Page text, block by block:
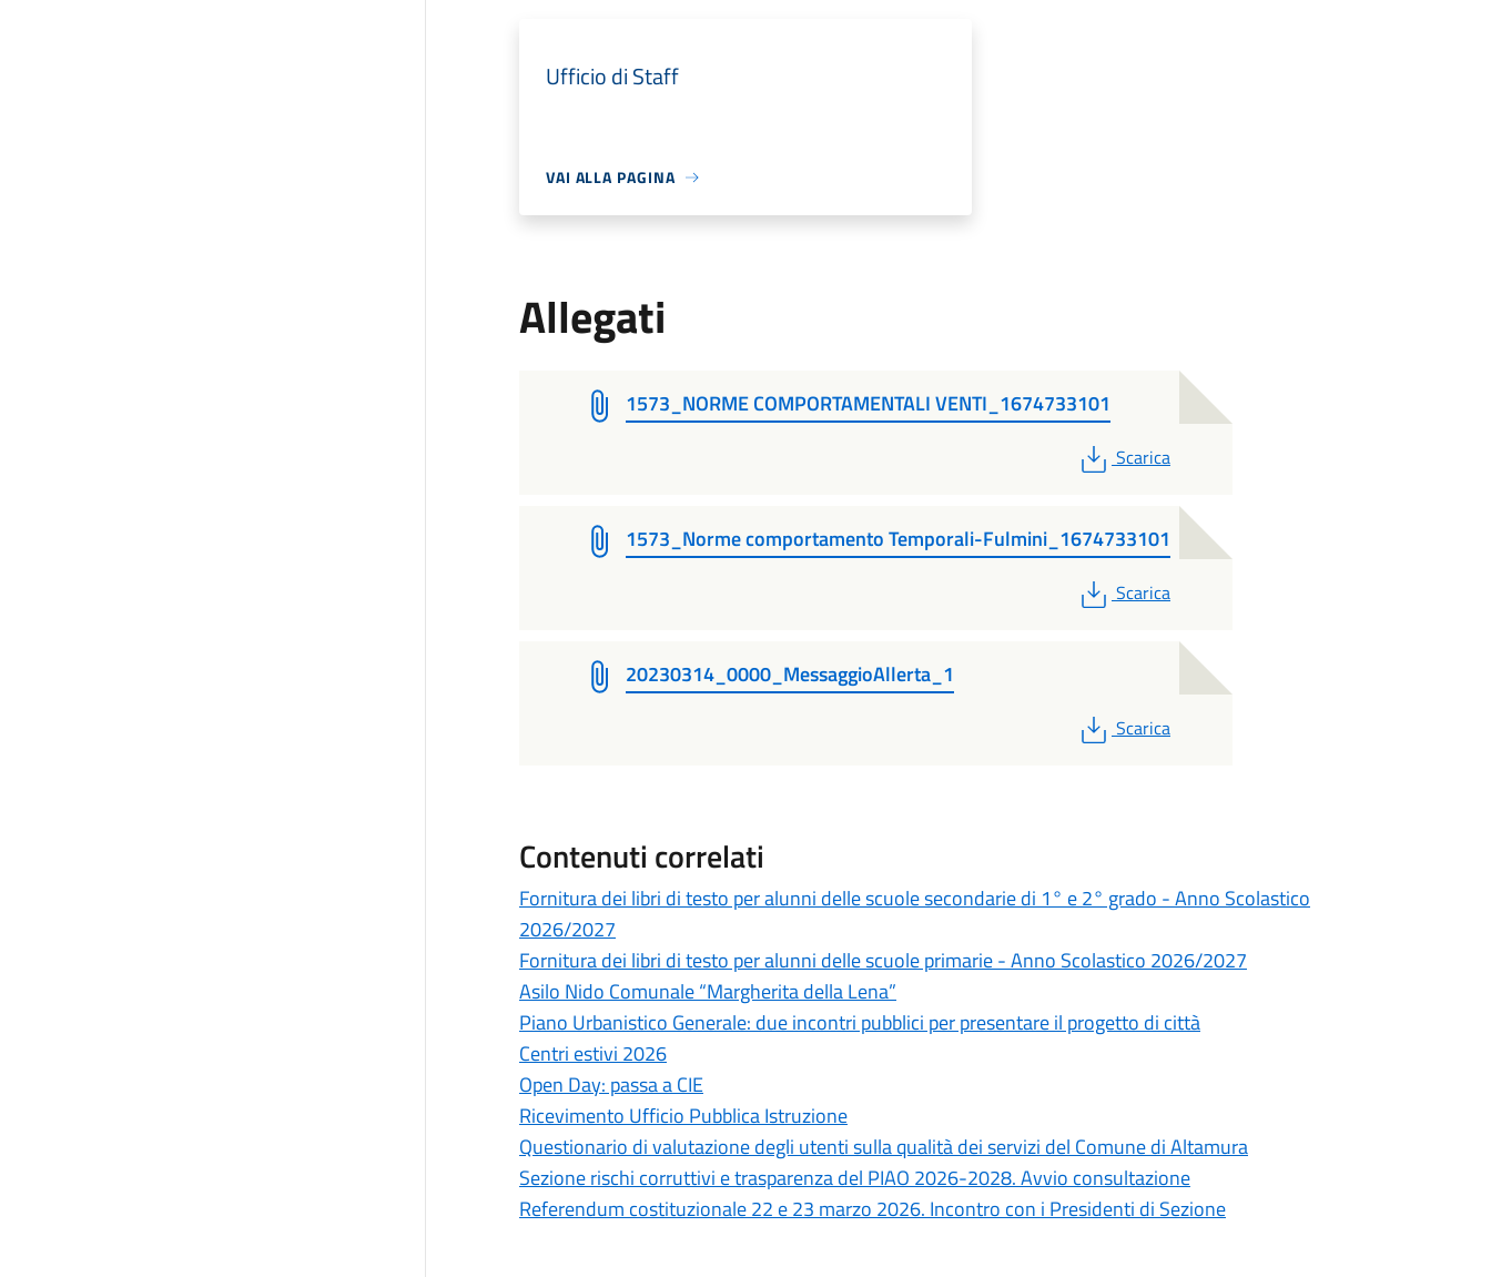
Ufficio di Staff
VAI ALLA PAGINA
Allegati
1573_NORME COMPORTAMENTALI VENTI_1674733101
PDF
Scarica
1573_Norme comportamento Temporali-Fulmini_1674733101
PDF
Scarica
20230314_0000_MessaggioAllerta_1
PDF
Scarica
Contenuti correlati
Fornitura dei libri di testo per alunni delle scuole secondarie di 1° e 2° grado - Anno Scolastico
2026/2027
Fornitura dei libri di testo per alunni delle scuole primarie - Anno Scolastico 2026/2027
Asilo Nido Comunale “Margherita della Lena”
Piano Urbanistico Generale: due incontri pubblici per presentare il progetto di città
Centri estivi 2026
Open Day: passa a CIE
Ricevimento Ufficio Pubblica Istruzione
Questionario di valutazione degli utenti sulla qualità dei servizi del Comune di Altamura
Sezione rischi corruttivi e trasparenza del PIAO 2026-2028. Avvio consultazione
Referendum costituzionale 22 e 23 marzo 2026. Incontro con i Presidenti di Sezione